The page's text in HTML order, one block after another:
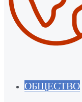
ОБЩЕСТВО